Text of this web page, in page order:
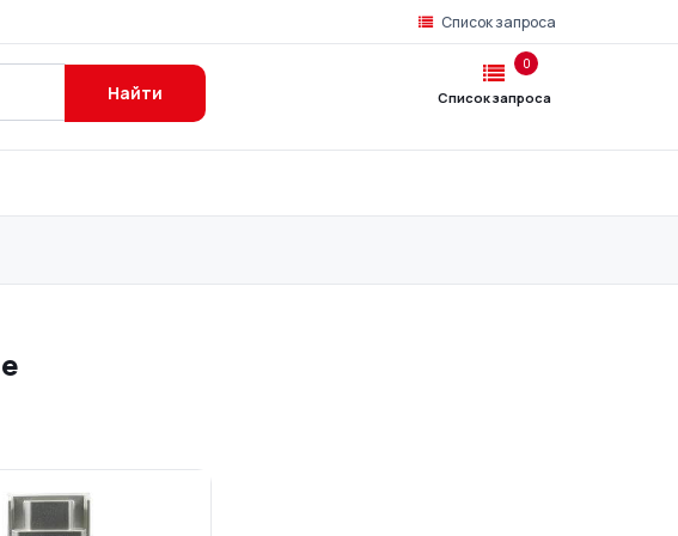
Список запроса
Найти Список запроса
0